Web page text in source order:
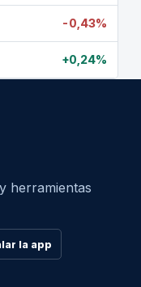
-0,43%
+0,24%
herramientas
la app